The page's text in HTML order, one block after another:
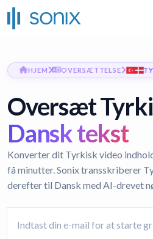
HJEM OVERSÆTTELSE
Oversæt
Dansk tekst
Konverter dit Tyrkisk video
få minutter. Sonix transskriberer
derefter til Dansk med AI-drevet